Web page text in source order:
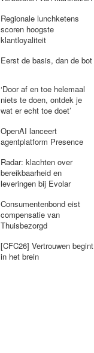
Regionale lunchketens
scoren hoogste
klantloyaliteit
Eerst de basis, dan de bot
‘Door af en toe helemaal
niets te doen, ontdek je
wat er echt toe doet’
OpenAI lanceert
agentplatform Presence
Radar: klachten over
bereikbaarheid en
leveringen bij Evolar
Consumentenbond eist
compensatie van
Thuisbezorgd
[CFC26] Vertrouwen begint
in het brein